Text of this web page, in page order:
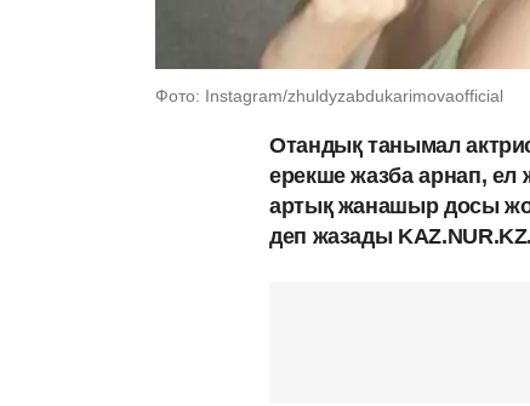
Фото: Instagram/zhuldyzabdukarimovaofficial
Отандық танымал
ерекше жазба арнап, ел
артық жанашыр досы
деп жазады KAZ.NUR.KZ.